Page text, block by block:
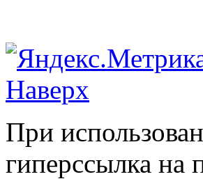
Наверх
При
гиперссылка на